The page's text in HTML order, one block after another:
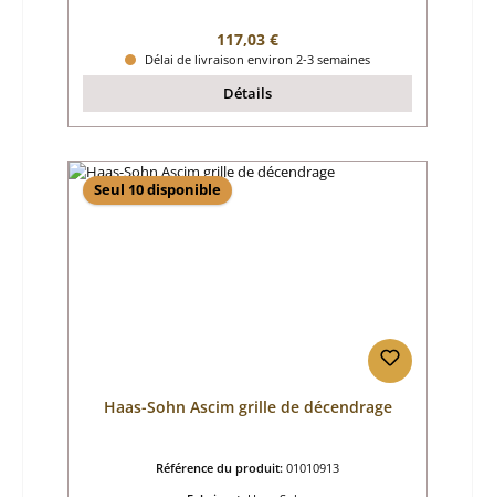
Prix régulier :
117,03 €
Délai de livraison environ 2-3 semaines
Détails
Seul 10 disponible
Haas-Sohn Ascim grille de décendrage
Référence du produit: 01010913